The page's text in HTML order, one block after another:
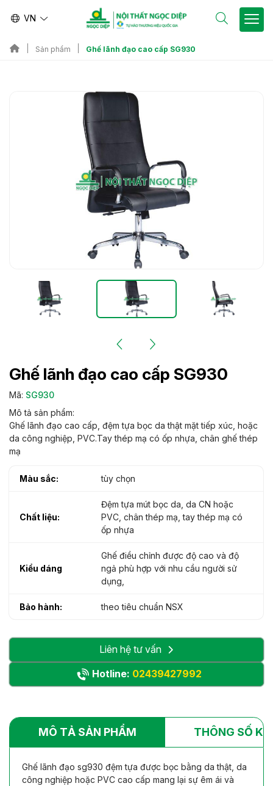
VN
Sản phẩm Ghế lãnh đạo cao cấp SG930
Ghế lãnh đạo cao cấp SG930
Mã: SG930
Mô tả sản phẩm:
Ghế lãnh đạo cao cấp, đệm tựa bọc da thật mặt tiếp xúc, hoặc
da công nghiệp, PVC.Tay thép mạ có ốp nhựa, chân ghế thép
mạ
Màu sắc: tùy chọn
Chất liệu:
Đệm tựa mút bọc da, da CN hoặc
PVC, chân thép mạ, tay thép mạ có
ốp nhựa
Kiểu dáng
Ghế điều chỉnh được độ cao và độ
ngả phù hợp với nhu cầu người sử
dụng,
Bảo hành: theo tiêu chuẩn NSX
Liên hệ tư vấn
Hotline: 02439427992
MÔ TẢ SẢN PHẨM THÔNG SỐ
Ghế lãnh đạo sg930 đệm tựa được bọc bằng da thật, da
công nghiệp hoặc PVC cao cấp mang lại sự êm ái và